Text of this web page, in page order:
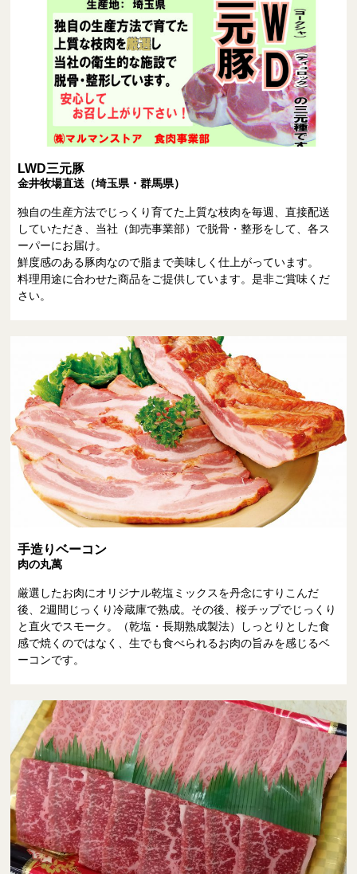
LWD三元豚
金井牧場直送（埼玉県・群馬県）
独自の生産方法でじっくり育てた上質な枝肉を毎週、直接配送
していただき、当社（卸売事業部）で脱骨・整形をして、各ス
ーパーにお届け。
鮮度感のある豚肉なので脂まで美味しく仕上がっています。
料理用途に合わせた商品をご提供しています。是非ご賞味くだ
さい。
手造りベーコン
肉の丸萬
厳選したお肉にオリジナル乾塩ミックスを丹念にすりこんだ
後、2週間じっくり冷蔵庫で熟成。その後、桜チップでじっくり
と直火でスモーク。（乾塩・長期熟成製法）しっとりとした食
感で焼くのではなく、生でも食べられるお肉の旨みを感じるベ
ーコンです。